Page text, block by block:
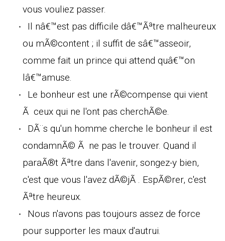
vous vouliez passer.
Il nâ€™est pas difficile dâ€™Ãªtre malheureux
ou mÃ©content ; il suffit de sâ€™asseoir,
comme fait un prince qui attend quâ€™on
lâ€™amuse.
Le bonheur est une rÃ©compense qui vient
Ã ceux qui ne l'ont pas cherchÃ©e.
DÃ¨s qu'un homme cherche le bonheur il est
condamnÃ© Ã ne pas le trouver. Quand il
paraÃ®t Ãªtre dans l'avenir, songez-y bien,
c'est que vous l'avez dÃ©jÃ . EspÃ©rer, c'est
Ãªtre heureux.
Nous n'avons pas toujours assez de force
pour supporter les maux d'autrui.